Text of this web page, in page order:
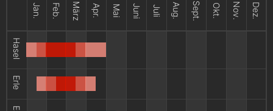
Jan. Feb. März Apr. Mai Juni Juli Aug. Sept. Okt. Nov. Dez.
Hasel
Erle